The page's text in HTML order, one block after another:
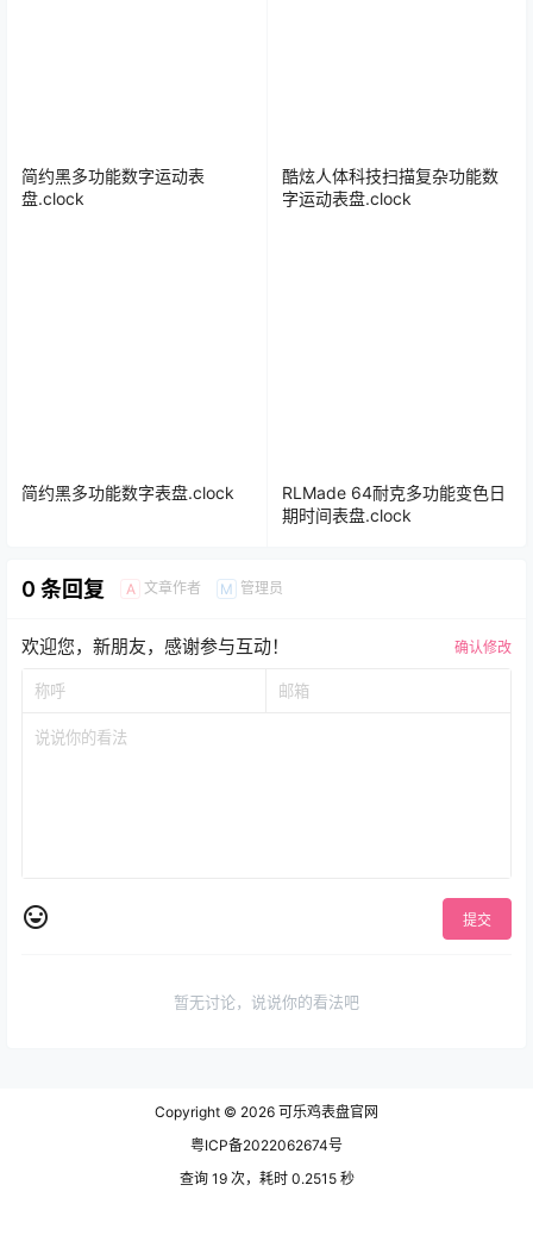
简约黑多功能数字运动表
盘.clock
酷炫人体科技扫描复杂功能数
字运动表盘.clock
简约黑多功能数字表盘.clock
RLMade 64耐克多功能变色日
期时间表盘.clock
0 条回复 A 文章作者 M 管理员
欢迎您，新朋友，感谢参与互动！ 确认修改
提交
暂无讨论，说说你的看法吧
Copyright © 2026 可乐鸡表盘官网
粤ICP备2022062674号
查询 19 次，耗时 0.2515 秒